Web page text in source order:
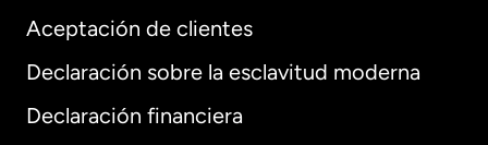
Aceptación de clientes
Declaración sobre la esclavitud moderna
Declaración financiera
Internacional English